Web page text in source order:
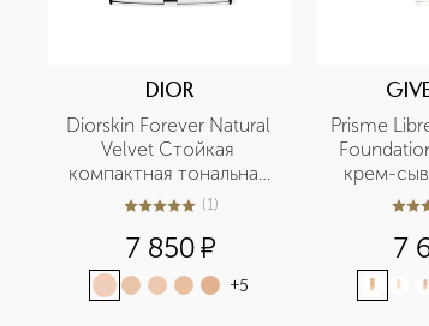
DIOR
Diorskin Forever Natural
Velvet Стойкая
компактная тональная
основа для лица
5из 51 (1)
7 850¤
+5
Prisme
крем-
сияния и
5из 5
7